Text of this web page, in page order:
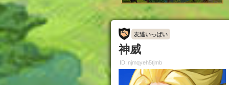
友達いっぱい
神威
ID: njmqyeh5tjmb